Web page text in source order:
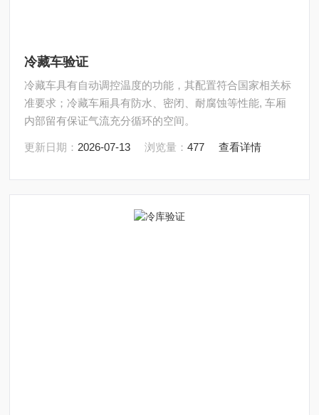
冷藏车验证
冷藏车具有自动调控温度的功能，其配置符合国家相关标
准要求；冷藏车厢具有防水、密闭、耐腐蚀等性能, 车厢
内部留有保证气流充分循环的空间。
更新日期： 2026-07-13 浏览量：477 查看详情